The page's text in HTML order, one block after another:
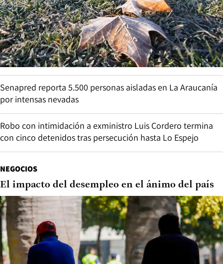
Senapred reporta 5.500 personas aisladas en La Araucanía
por intensas nevadas
Robo con intimidación a exministro Luis Cordero termina
con cinco detenidos tras persecución hasta Lo Espejo
NEGOCIOS
El impacto del desempleo en el ánimo del país